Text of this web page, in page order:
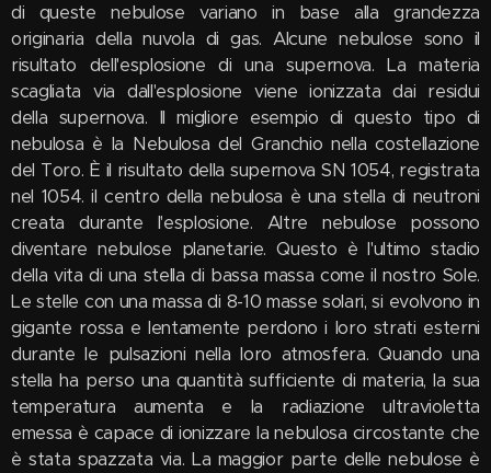
di queste nebulose variano in base alla grandezza
originaria della nuvola di gas. Alcune nebulose sono il
risultato dell'esplosione di una supernova. La materia
scagliata via dall'esplosione viene ionizzata dai residui
della supernova. Il migliore esempio di questo tipo di
nebulosa è la Nebulosa del Granchio nella costellazione
del Toro. È il risultato della supernova SN 1054, registrata
nel 1054. il centro della nebulosa è una stella di neutroni
creata durante l'esplosione. Altre nebulose possono
diventare nebulose planetarie. Questo è l'ultimo stadio
della vita di una stella di bassa massa come il nostro Sole.
Le stelle con una massa di 8-10 masse solari, si evolvono in
gigante rossa e lentamente perdono i loro strati esterni
durante le pulsazioni nella loro atmosfera. Quando una
stella ha perso una quantità sufficiente di materia, la sua
temperatura aumenta e la radiazione ultravioletta
emessa è capace di ionizzare la nebulosa circostante che
è stata spazzata via. La maggior parte delle nebulose è